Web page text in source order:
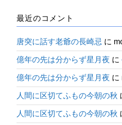
最近のコメント
唐突に話す老爺の長崎忌 に
億年の先は分からず星月夜 に
億年の先は分からず星月夜 に
人間に区切てふもの今朝の秋
人間に区切てふもの今朝の秋